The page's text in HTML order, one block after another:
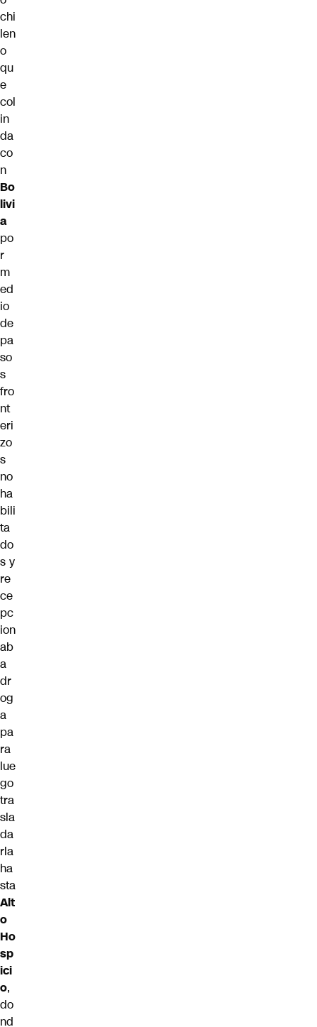
chi
len
o
qu
e
col
in
da
co
n
Bo
livi
a
po
r
m
ed
io
de
pa
so
s
fro
nt
eri
zo
s
no
ha
bili
ta
do
s y
re
ce
pc
ion
ab
a
dr
og
a
pa
ra
lue
go
tra
sla
da
rla
ha
sta
Alt
o
Ho
sp
ici
o,
do
nd